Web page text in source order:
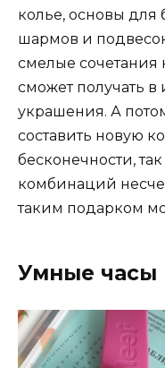
колье, основы для
шармов и
смелые сочетания
сможет получать в
украшения. А
составить новую
бесконечности,
комбинаций
таким подарком
Умные часы